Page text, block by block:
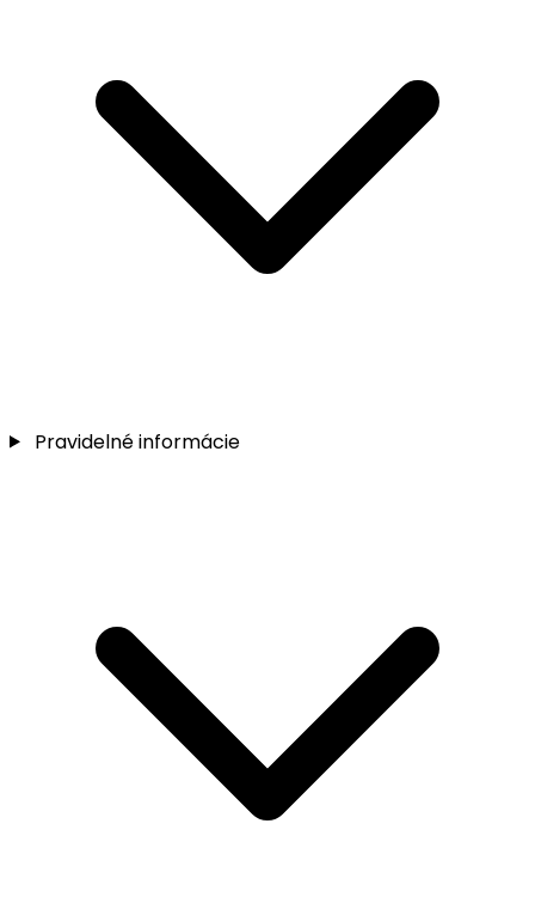
Pravidelné informácie